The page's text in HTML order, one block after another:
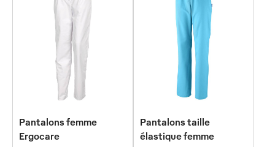
Pantalons femme
Ergocare
Pantalons taille
élastique femme